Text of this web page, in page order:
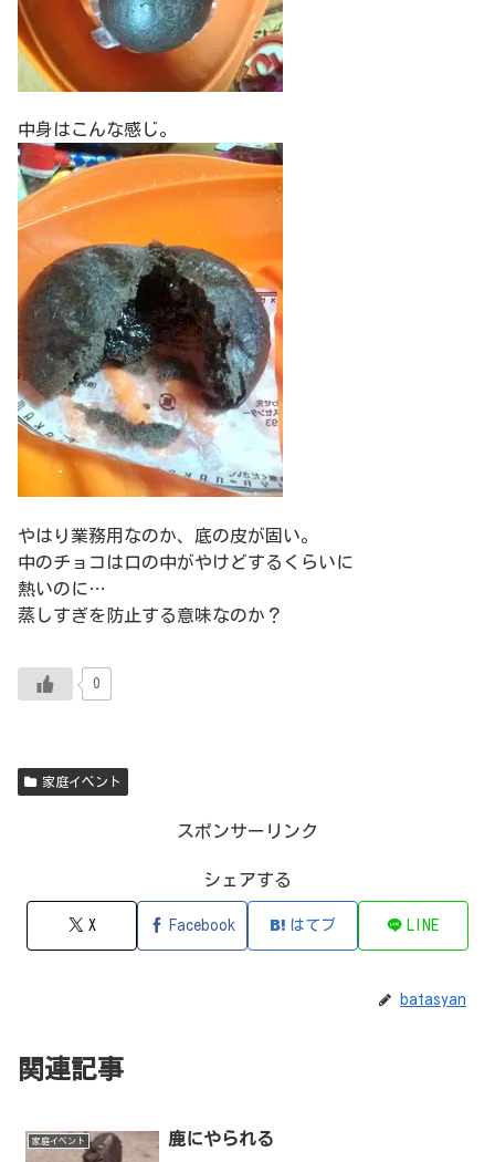
中身はこんな感じ。
やはり業務用なのか、底の皮が固い。
中のチョコは口の中がやけどするくらいに
熱いのに…
蒸しすぎを防止する意味なのか？
0
家庭イベント
スポンサーリンク
シェアする
X Facebook はてブ LINE
batasyan
関連記事
家庭イベント 鹿にやられる